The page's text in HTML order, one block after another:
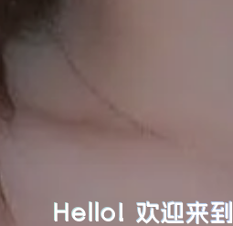
Hello! 欢迎来到